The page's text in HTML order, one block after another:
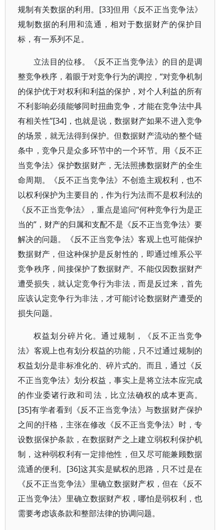
规制有关数据的利用。[33]但用《反不正当竞争法》
规制数据的利用和流通，相对于数据财产的保护目
标，有一系列不足。
立法目的位移。《反不正当竞争法》的目的是调
整竞争秩序，着眼于对竞争行为的调控，“对竞争机制
的保护优于对权利和利益的保护，对个人利益的所有
不利影响必须能够同时扭曲竞争，才能在竞争法中具
有相关性”[34]，也就是说，数据财产如果不进入竞争
的场景，就无法得到保护。但数据财产流动的整个链
条中，竞争只是众多环节中的一个环节。用《反不正
当竞争法》保护数据财产，无法照拂数据财产的全生
命周期。《反不正当竞争法》不创造主观权利，也不
以权利保护为主要目的，作为行为法而不是权利法的
《反不正当竞争法》，重点是追问“何种竞争行为是正
当的”，财产的归属和支配不是《反不正当竞争法》要
解决的问题。《反不正当竞争法》客观上也可能保护
数据财产，但这种保护是反射性的，即通过维系公平
竞争秩序，间接保护了数据财产。不能仅因数据财产
遭受损失，就认定竞争行为非法，而是反过来，首先
应该认定竞争行为非法，才可能讨论数据财产遭受的
损失问题。
权益划分碎片化。通过规制，《反不正当竞争
法》客观上也有划分权益的功能，只不过通过规制的
权益划分是非标准化的、碎片式的。而且，通过《反
不正当竞争法》划分权益，事实上是将立法本应完成
的作业委诸行政和司法，比立法确权的成本更高。
[35]有学者看到《反不正当竞争法》与数据财产保护
之间的扞格，主张在修改《反不正当竞争法》时，专
设数据保护条款，在数据财产之上建立弱权利保护机
制，这种弱权利有一定排他性，但又尽可能兼顾数据
流通的便利。[36]这其实是赋权的思路，只不过是在
《反不正当竞争法》里确立数据财产权，但在《反不
正当竞争法》里确立数据财产权，哪怕是弱权利，也
需要考虑该条款和整部法律的协调问题。